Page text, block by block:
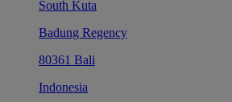
South Kuta
Badung Regency
80361 Bali
Indonesia